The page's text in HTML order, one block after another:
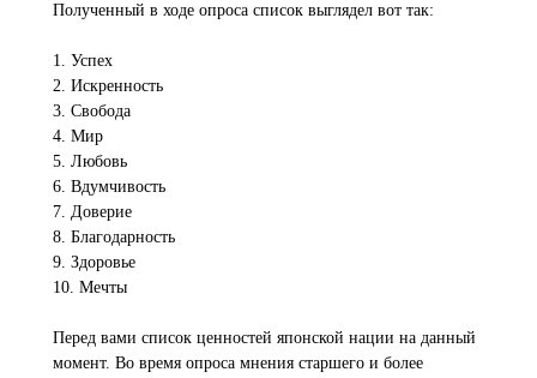
Полученный в ходе опроса список выглядел вот так:
1. Успех
2. Искренность
3. Свобода
4. Мир
5. Любовь
6. Вдумчивость
7. Доверие
8. Благодарность
9. Здоровье
10. Мечты
Перед вами список ценностей японской нации на данный
момент. Во время опроса мнения старшего и более